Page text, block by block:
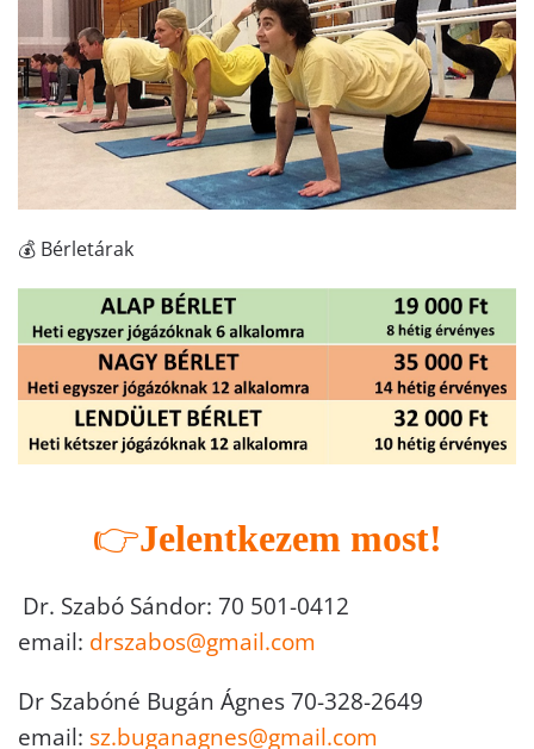
💰 Bérletárak
👉Jelentkezem most!
Dr. Szabó Sándor: 70 501-0412
email: drszabos@gmail.com
Dr Szabóné Bugán Ágnes 70-328-2649
email: sz.buganagnes@gmail.com